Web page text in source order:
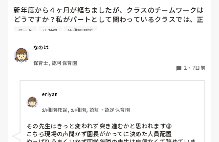
新年度から４ヶ月が経ちましたが、クラスのチームワークは
どうですか？私がパートとして関わっているクラスでは、正
社員の連携が取れておらずギクシャクしています。ボス的な
という形です。もう少しチーム保育が出来たら肩の力が抜け
て楽なんじゃないかなぁと思います。
パート 正社員 幼稚園教諭
なのは
保育士, 認可保育園
2 ・ 7日前
eriyan
幼稚園教諭, 幼稚園, 認証・認定保育園
その先生はきっと変われず突き進むかと思われます😩
こちら現場の声聞かず園長がかってに決めた人員配置